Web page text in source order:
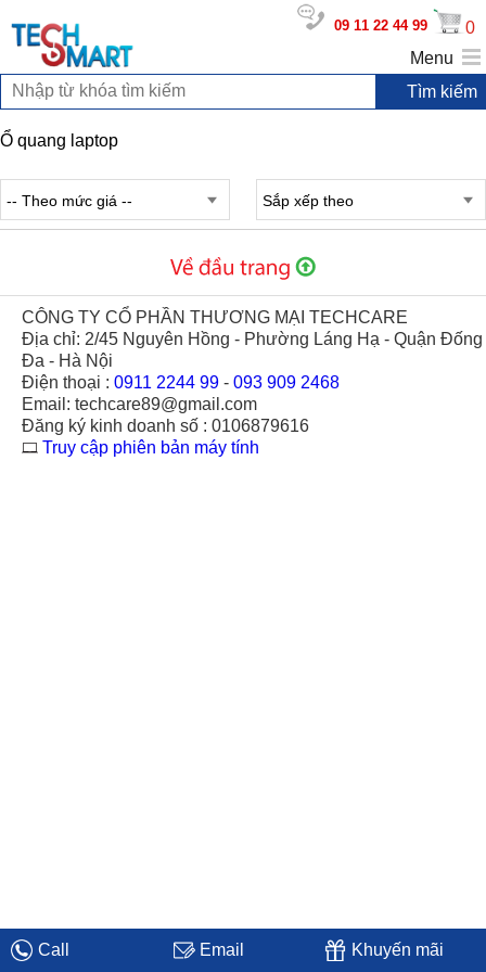
09 11 22 44 99
0
Menu
Ổ quang laptop
-- Theo mức giá -- Sắp xếp theo
CÔNG TY CỔ PHẦN THƯƠNG MẠI TECHCARE
Địa chỉ: 2/45 Nguyên Hồng - Phường Láng Hạ - Quận Đống
Đa - Hà Nội
Điện thoại : 0911 2244 99 - 093 909 2468
Email: techcare89@gmail.com
Đăng ký kinh doanh số : 0106879616
Truy cập phiên bản máy tính
Khuyến mãi
Call Email